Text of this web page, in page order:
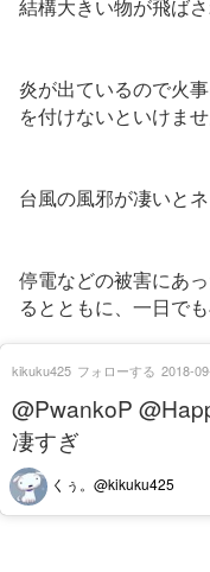
炎が出ているので火
を付けないといけませ
台風の風邪が凄いと
停電などの被害にあ
るとともに、一日で
@PwankoP
凄すぎ
くぅ。@kikuku425
kikuku425 フォローする 2018-